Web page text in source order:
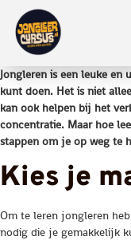
Jongleren is een leuke
kunt doen. Het is niet
kan ook helpen bij het
concentratie. Maar hoe
stappen om je op weg te
Kies je
Om te leren jongleren
nodig die je gemakkelijk